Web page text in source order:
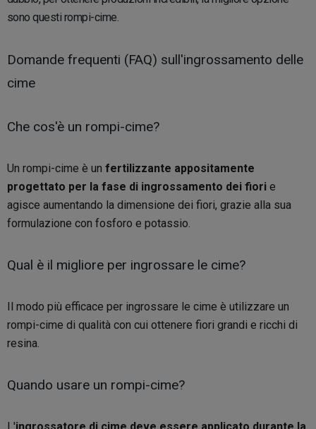
sono questi rompi-cime.
Domande frequenti (FAQ) sull'ingrossamento delle
cime
Che cos'è un rompi-cime?
Un rompi-cime è un fertilizzante appositamente
progettato per la fase di ingrossamento dei fiori e
agisce aumentando la dimensione dei fiori, grazie alla sua
formulazione con fosforo e potassio.
Qual è il migliore per ingrossare le cime?
Il modo più efficace per ingrossare le cime è utilizzare un
rompi-cime di qualità con cui ottenere fiori grandi e ricchi di
resina.
Quando usare un rompi-cime?